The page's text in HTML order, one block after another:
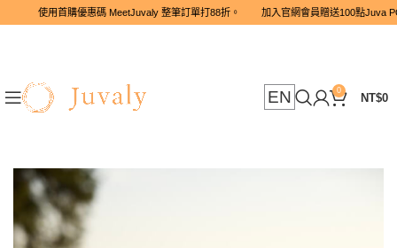
使用首購優惠碼 MeetJuvaly 整筆訂單打88折。 加入官網會
EN 0
NT$0